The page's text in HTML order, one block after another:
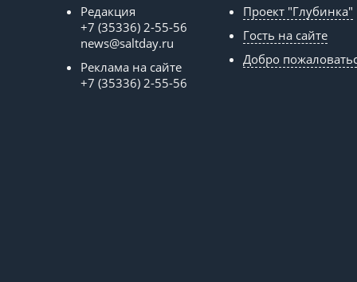
Редакция
+7 (35336) 2-55-56
news@saltday.ru
Реклама на сайте
+7 (35336) 2-55-56
Проект "Глубинка"
Гость на сайте
Добро